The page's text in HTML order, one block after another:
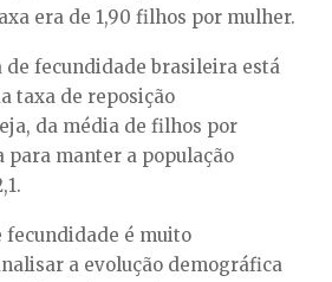
era de 1,90 filhos por mulher.
de fecundidade brasileira está
taxa de reposição
da média de filhos por
para manter a população
fecundidade é muito
a evolução demográfica